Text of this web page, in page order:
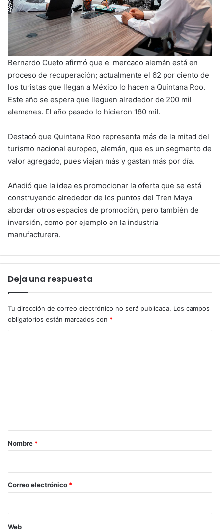
Bernardo Cueto afirmó que el mercado alemán está en
proceso de recuperación; actualmente el 62 por ciento de
los turistas que llegan a México lo hacen a Quintana Roo.
Este año se espera que lleguen alrededor de 200 mil
alemanes. El año pasado lo hicieron 180 mil.
Destacó que Quintana Roo representa más de la mitad del
turismo nacional europeo, alemán, que es un segmento de
valor agregado, pues viajan más y gastan más por día.
Añadió que la idea es promocionar la oferta que se está
construyendo alrededor de los puntos del Tren Maya,
abordar otros espacios de promoción, pero también de
inversión, como por ejemplo en la industria
manufacturera.
Deja una respuesta
Tu dirección de correo electrónico no será publicada. Los campos
obligatorios están marcados con *
r
*
Nombre *
Correo electrónico *
Web